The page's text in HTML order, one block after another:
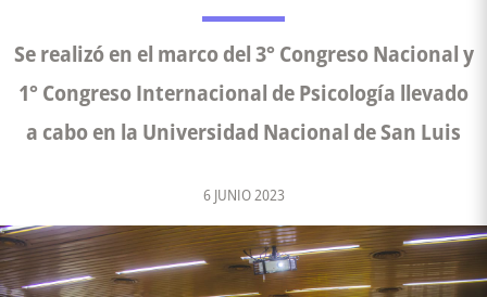
Se realizó en el marco del 3° Congreso Nacional y
1° Congreso Internacional de Psicología llevado
a cabo en la Universidad Nacional de San Luis
6 JUNIO 2023